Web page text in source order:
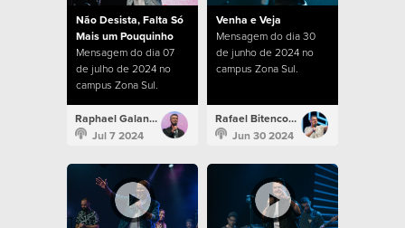
Não Desista, Falta Só
Mais um Pouquinho
Mensagem do dia 07
de julho de 2024 no
campus Zona Sul.
Raphael Galante
Jul 7 2024
Venha e Veja
Mensagem do dia 30
de junho de 2024 no
campus Zona Sul.
Rafael Bitencourt
Jun 30 2024